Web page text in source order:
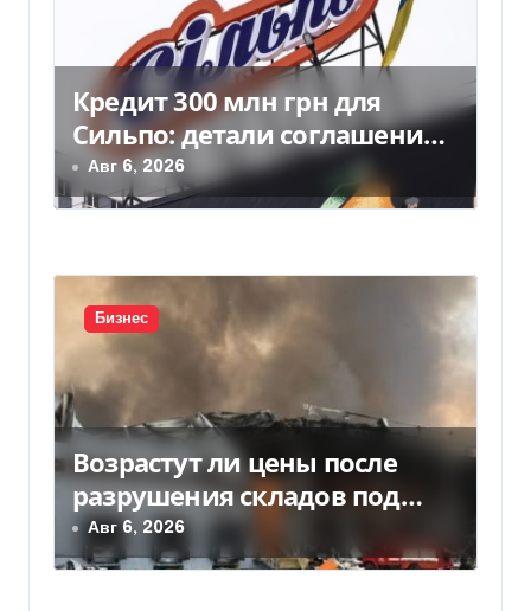
о
з
а
п
и
с
я
м
Кредит 300 млн грн для
Сильпо: детали соглашения с
Ощадбанком
Авг 6, 2026
Бизнес
Возрастут ли цены после
разрушения складов под
Киевом
Авг 6, 2026